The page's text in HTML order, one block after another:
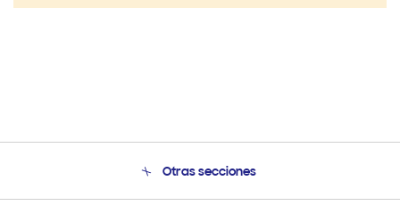
Otras secciones